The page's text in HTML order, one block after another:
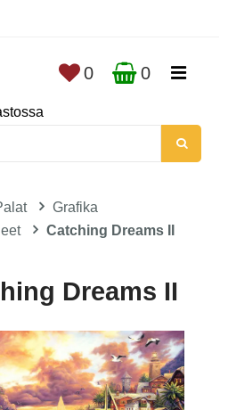
0 0
Grafika
Catching Dreams II
Dreams II